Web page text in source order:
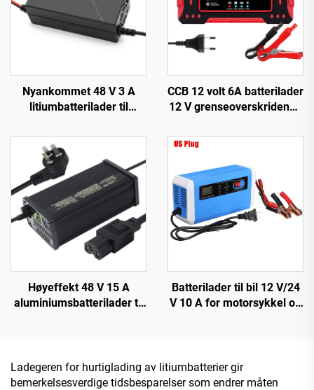
Nyankommet 48 V 3 A
litiumbatterilader til
54,6 V 58,8 V 54,75 V 58,4
V utgang for EV-sykkel
150 W DC
CCB 12 volt 6A batterilader
12 V grenseoverskridende
flere enheter lading
Høyeffekt 48 V 15 A
aluminiumsbatterilader til
Batterilader til bil 12 V/24
V 10 A for motorsykkel og
design
Ladegeren for hurtiglading av litiumbatterier gir
bemerkelsesverdige tidsbesparelser som endrer måten